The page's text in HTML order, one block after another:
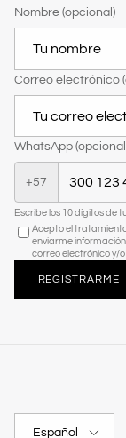
Nombre (opcional)
Correo electrónico
WhatsApp
+57
Escribe los 10 dígitos de
Acepto el
enviarme
correo electrónico y/
REGISTRARME
Español